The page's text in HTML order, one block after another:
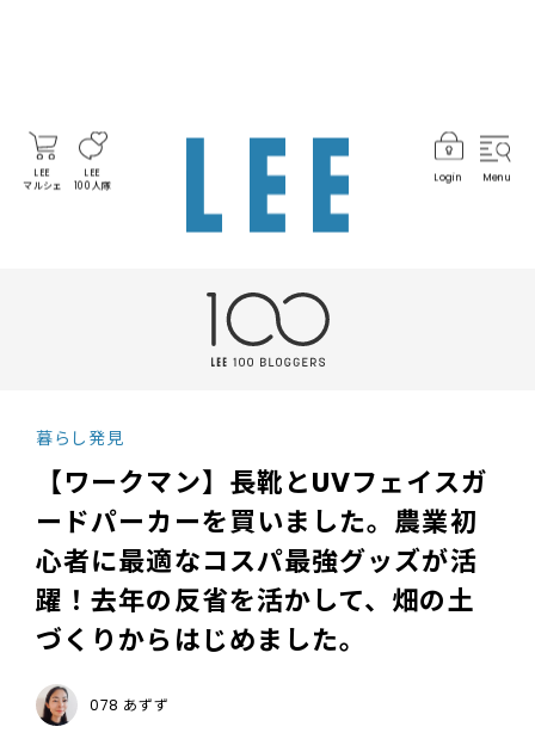
LEE
マルシェ
LEE
100人隊
Login Menu
暮らし発見
【ワークマン】長靴とUVフェイスガ
ードパーカーを買いました。農業初
心者に最適なコスパ最強グッズが活
躍！去年の反省を活かして、畑の土
づくりからはじめました。
078 あずず